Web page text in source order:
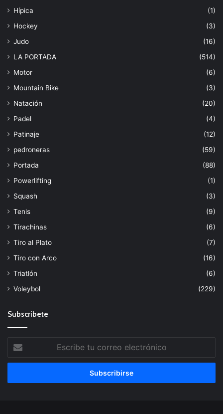
Hípica
(1)
Hockey
(3)
Judo
(16)
LA PORTADA
(514)
Motor
(6)
Mountain Bike
(3)
Natación
(20)
Padel
(4)
Patinaje
(12)
pedroneras
(59)
Portada
(88)
Powerlifting
(1)
Squash
(3)
Tenis
(9)
Tirachinas
(6)
Tiro al Plato
(7)
Tiro con Arco
(16)
Triatlón
(6)
Voleybol
(229)
Subscribete
tu
correo